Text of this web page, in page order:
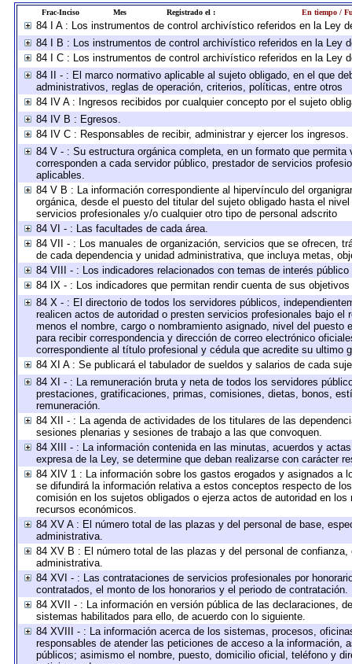
Frac-Inciso Mes Registrado el : En tiempo /
84 I A : Los instrumentos de control archivístico referidos en la Ley
84 I B : Los instrumentos de control archivístico referidos en la Ley
84 I C : Los instrumentos de control archivístico referidos en la Ley
84 II - : El marco normativo aplicable al sujeto obligado, en el que
administrativos, reglas de operación, criterios, políticas, entre otros
84 IV A : Ingresos recibidos por cualquier concepto por el sujeto
84 IV B : Egresos.
84 IV C : Responsables de recibir, administrar y ejercer los ingresos.
84 V - : Su estructura orgánica completa, en un formato que
corresponden a cada servidor público, prestador de servicios
aplicables.
84 V B : La información correspondiente al hipervínculo del
orgánica, desde el puesto del titular del sujeto obligado hasta el
servicios profesionales y/o cualquier otro tipo de personal adscrito
84 VI - : Las facultades de cada área.
84 VII - : Los manuales de organización, servicios que se ofrecen,
de cada dependencia y unidad administrativa, que incluya metas,
84 VIII - : Los indicadores relacionados con temas de interés
84 IX - : Los indicadores que permitan rendir cuenta de sus
84 X - : El directorio de todos los servidores públicos,
realicen actos de autoridad o presten servicios profesionales bajo
menos el nombre, cargo o nombramiento asignado, nivel del
para recibir correspondencia y dirección de correo electrónico
correspondiente al título profesional y cédula que acredite su ultimo
84 XI A : Se publicará el tabulador de sueldos y salarios de cada
84 XI - : La remuneración bruta y neta de todos los servidores
prestaciones, gratificaciones, primas, comisiones, dietas, bonos,
remuneración.
84 XII - : La agenda de actividades de los titulares de las
sesiones plenarias y sesiones de trabajo a las que convoquen.
84 XIII - : La información contenida en las minutas, acuerdos y
expresa de la Ley, se determine que deban realizarse con carácter
84 XIV 1 : La información sobre los gastos erogados y asignados
se difundirá la información relativa a estos conceptos respecto de
comisión en los sujetos obligados o ejerza actos de autoridad en
recursos económicos.
84 XV A : El número total de las plazas y del personal de base,
administrativa.
84 XV B : El número total de las plazas y del personal de
administrativa.
84 XVI - : Las contrataciones de servicios profesionales por
contratados, el monto de los honorarios y el periodo de contratación.
84 XVII - : La información en versión pública de las declaraciones,
sistemas habilitados para ello, de acuerdo con lo siguiente.
84 XVIII - : La información acerca de los sistemas, procesos,
responsables de atender las peticiones de acceso a la
públicos; asimismo el nombre, puesto, domicilio oficial, teléfono y